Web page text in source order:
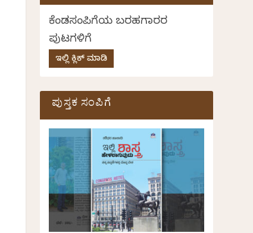
ಕೆಂಡಸಂಪಿಗೆಯ ಬರಹಗಾರರ
ಪುಟಗಳಿಗೆ
ಇಲ್ಲಿ ಕ್ಲಿಕ್ ಮಾಡಿ
ಪುಸ್ತಕ ಸಂಪಿಗೆ